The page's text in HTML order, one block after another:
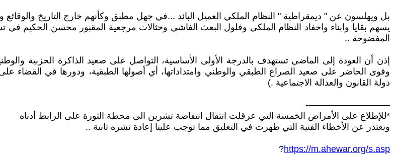
بل ويهلسون عن " ديمقراطية " النظام الملكي العميل البائد ...في جهل مطبق وكأنهم خارج التاريخ والوقائع
يسهم بقايا وابناء واحفاد النظام الملكي وفلول البعث الفاشي وحثالات مرجعية المقبور محسن الحكيم في
المفضوحة ..
إذن أن العودة إلى الماضي تستهدف بالدرجة الأولى الأساسية، التواصل على صعيد الذاكرة الحزبية
دولة القانون والعدالة الاجتماعية .)
—————————-
*للإطلاع على الأمراض الخمسة التي عرقلت انتقال انتفاضة تشرين الى محطة الثورة على الرابط أدناه
ونعتذر عن الأخطاء الفنية التي ظهرت في التعليق مما توجب علينا إعادة نشره ثانية ..
https://m.ahewar.org/s.asp
?